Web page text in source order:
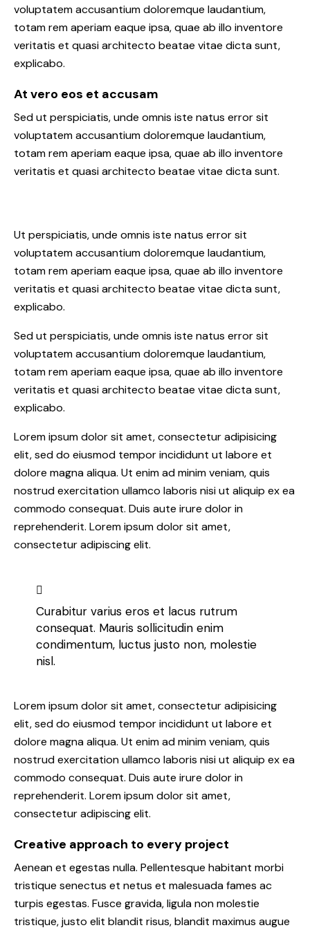
voluptatem accusantium doloremque laudantium,
totam rem aperiam eaque ipsa, quae ab illo inventore
veritatis et quasi architecto beatae vitae dicta sunt,
explicabo.
At vero eos et accusam
Sed ut perspiciatis, unde omnis iste natus error sit
voluptatem accusantium doloremque laudantium,
totam rem aperiam eaque ipsa, quae ab illo inventore
veritatis et quasi architecto beatae vitae dicta sunt.
Ut perspiciatis, unde omnis iste natus error sit
voluptatem accusantium doloremque laudantium,
totam rem aperiam eaque ipsa, quae ab illo inventore
veritatis et quasi architecto beatae vitae dicta sunt,
explicabo.
Sed ut perspiciatis, unde omnis iste natus error sit
voluptatem accusantium doloremque laudantium,
totam rem aperiam eaque ipsa, quae ab illo inventore
veritatis et quasi architecto beatae vitae dicta sunt,
explicabo.
Lorem ipsum dolor sit amet, consectetur adipisicing
elit, sed do eiusmod tempor incididunt ut labore et
dolore magna aliqua. Ut enim ad minim veniam, quis
nostrud exercitation ullamco laboris nisi ut aliquip ex ea
commodo consequat. Duis aute irure dolor in
reprehenderit. Lorem ipsum dolor sit amet,
consectetur adipiscing elit.
Curabitur varius eros et lacus rutrum
consequat. Mauris sollicitudin enim
condimentum, luctus justo non, molestie
nisl.
Lorem ipsum dolor sit amet, consectetur adipisicing
elit, sed do eiusmod tempor incididunt ut labore et
dolore magna aliqua. Ut enim ad minim veniam, quis
nostrud exercitation ullamco laboris nisi ut aliquip ex ea
commodo consequat. Duis aute irure dolor in
reprehenderit. Lorem ipsum dolor sit amet,
consectetur adipiscing elit.
Creative approach to every project
Aenean et egestas nulla. Pellentesque habitant morbi
tristique senectus et netus et malesuada fames ac
turpis egestas. Fusce gravida, ligula non molestie
tristique, justo elit blandit risus, blandit maximus augue